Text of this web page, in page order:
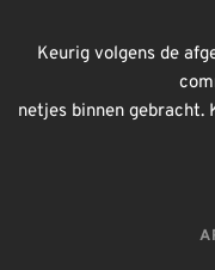
Keurig volgens de
netjes binnen gebracht.